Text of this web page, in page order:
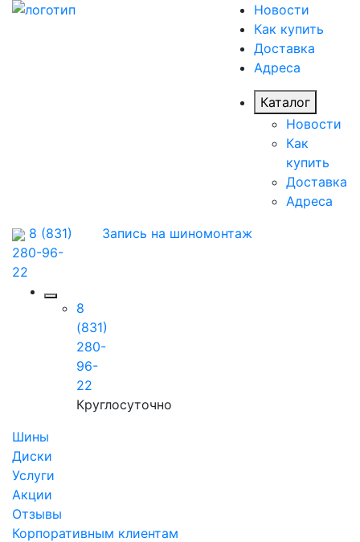
Новости
Как купить
Доставка
Адреса
Каталог
Новости
Как
купить
Доставка
Адреса
8 (831)
280-96-
22
8
(831)
280-
96-
22
Круглосуточно
Запись на шиномонтаж
Шины
Диски
Услуги
Акции
Отзывы
Корпоративным клиентам